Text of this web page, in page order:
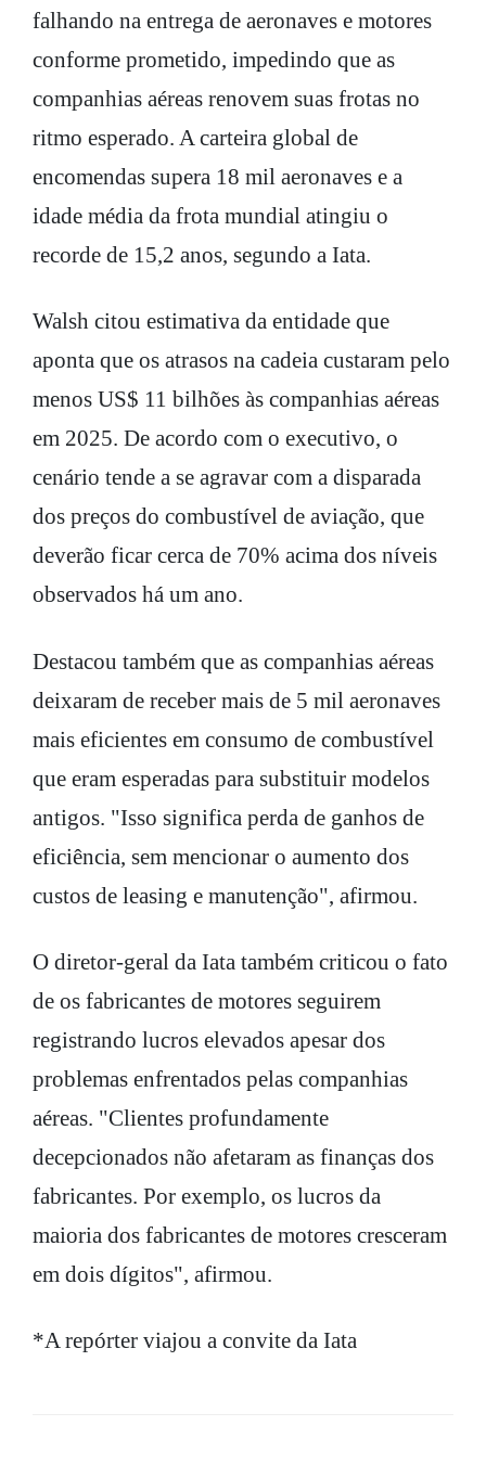
falhando na entrega de aeronaves e motores
conforme prometido, impedindo que as
companhias aéreas renovem suas frotas no
ritmo esperado. A carteira global de
encomendas supera 18 mil aeronaves e a
idade média da frota mundial atingiu o
recorde de 15,2 anos, segundo a Iata.
Walsh citou estimativa da entidade que
aponta que os atrasos na cadeia custaram pelo
menos US$ 11 bilhões às companhias aéreas
em 2025. De acordo com o executivo, o
cenário tende a se agravar com a disparada
dos preços do combustível de aviação, que
deverão ficar cerca de 70% acima dos níveis
observados há um ano.
Destacou também que as companhias aéreas
deixaram de receber mais de 5 mil aeronaves
mais eficientes em consumo de combustível
que eram esperadas para substituir modelos
antigos. "Isso significa perda de ganhos de
eficiência, sem mencionar o aumento dos
custos de leasing e manutenção", afirmou.
O diretor-geral da Iata também criticou o fato
de os fabricantes de motores seguirem
registrando lucros elevados apesar dos
problemas enfrentados pelas companhias
aéreas. "Clientes profundamente
decepcionados não afetaram as finanças dos
fabricantes. Por exemplo, os lucros da
maioria dos fabricantes de motores cresceram
em dois dígitos", afirmou.
*A repórter viajou a convite da Iata